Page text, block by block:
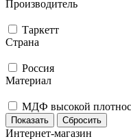
Производитель
Таркетт
Страна
Россия
Материал
МДФ высокой
Сбросить
Интернет-магазин